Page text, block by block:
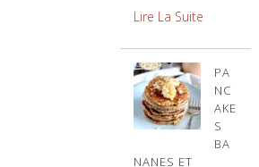
Lire La Suite
PA
NC
AKE
S
BA
NANES ET